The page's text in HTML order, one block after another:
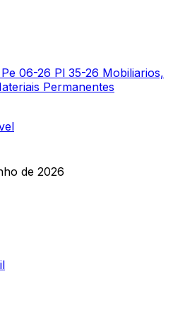
06-26 Pl 35-26 Mobiliarios,
Permanentes
de 2026